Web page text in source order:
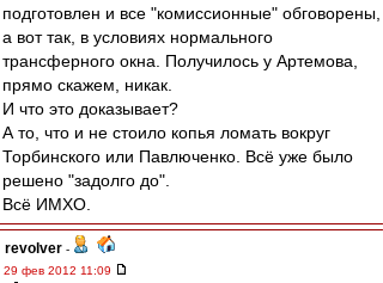
подготовлен и все "комиссионные" обговорены,
а вот так, в условиях нормального
трансферного окна. Получилось у Артемова,
прямо скажем, никак.
И что это доказывает?
А то, что и не стоило копья ломать вокруг
Торбинского или Павлюченко. Всё уже было
решено "задолго до".
Всё ИМХО.
revolver -
29 фев 2012 11:09